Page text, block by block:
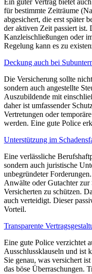
Ein guter Vertrag bietet
für bestimmte Zeiträume
abgesichert, die erst später
der aktiven Zeit passiert ist.
Kanzleischließungen oder
Regelung kann es zu
Deckung auch bei
Die Versicherung sollte
sondern auch angestellte
Auszubildende mit
daher ist umfassender
Vertretungen oder
werden. Eine gute Police
Unterstützung im
Eine verlässliche
sondern auch juristische
unbegründeter
Anwälte oder Gutachter zur
Versicherten zu schützen.
auch verteidigt. Dieser
Vorteil.
Transparente
Eine gute Police verzichtet
Ausschlussklauseln und ist
Sie genau, was versichert
das böse Überraschungen.